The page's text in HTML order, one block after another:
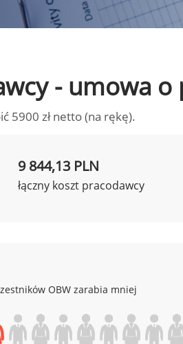
- umowa o
5900 zł netto (na rękę).
9 844,13 PLN
łączny koszt pracodawcy
OBW zarabia mniej